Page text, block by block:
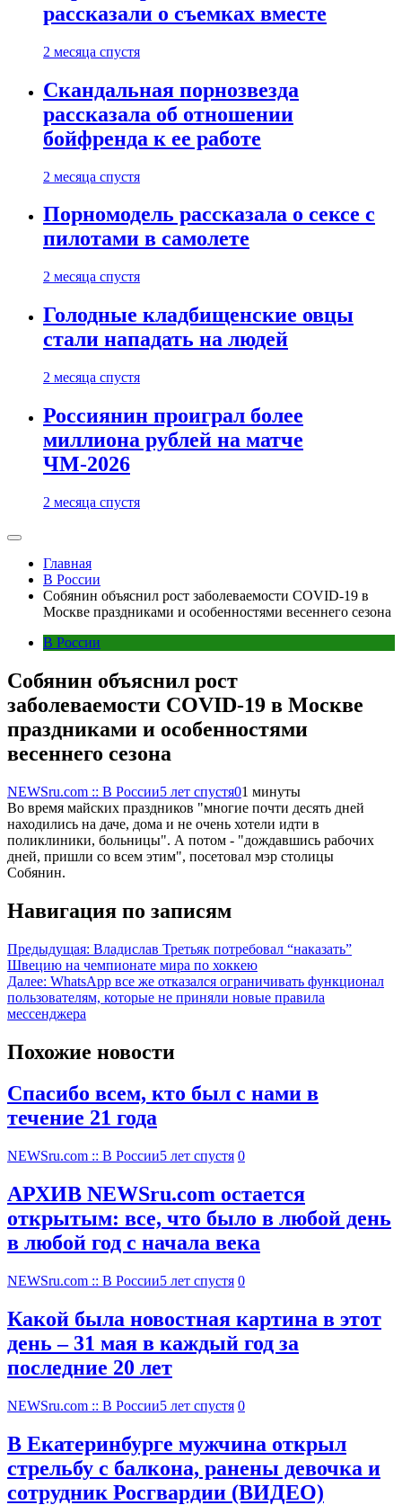
рассказали о съемках вместе
2 месяца спустя
Скандальная порнозвезда
рассказала об отношении
бойфренда к ее работе
2 месяца спустя
Порномодель рассказала о сексе с
пилотами в самолете
2 месяца спустя
Голодные кладбищенские овцы
стали нападать на людей
2 месяца спустя
Россиянин проиграл более
миллиона рублей на матче
ЧМ-2026
2 месяца спустя
Главная
В России
Собянин объяснил рост заболеваемости COVID-19 в
Москве праздниками и особенностями весеннего сезона
В России
Собянин объяснил рост
заболеваемости COVID-19 в Москве
праздниками и особенностями
весеннего сезона
NEWSru.com :: В России5 лет спустя01 минуты
Во время майских праздников "многие почти десять дней
находились на даче, дома и не очень хотели идти в
поликлиники, больницы". А потом - "дождавшись рабочих
дней, пришли со всем этим", посетовал мэр столицы
Собянин.
Навигация по записям
Предыдущая: Владислав Третьяк потребовал “наказать”
Швецию на чемпионате мира по хоккею
Далее: WhatsApp все же отказался ограничивать функционал
пользователям, которые не приняли новые правила
мессенджера
Похожие новости
Спасибо всем, кто был с нами в
течение 21 года
NEWSru.com :: В России5 лет спустя 0
АРХИВ NEWSru.com остается
открытым: все, что было в любой день
в любой год с начала века
NEWSru.com :: В России5 лет спустя 0
Какой была новостная картина в этот
день – 31 мая в каждый год за
последние 20 лет
NEWSru.com :: В России5 лет спустя 0
В Екатеринбурге мужчина открыл
стрельбу с балкона, ранены девочка и
сотрудник Росгвардии (ВИДЕО)